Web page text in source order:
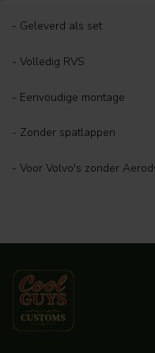
- Geleverd als set
- Volledig RVS
- Eenvoudige montage
- Zonder spatlappen
- Voor Volvo's zonder